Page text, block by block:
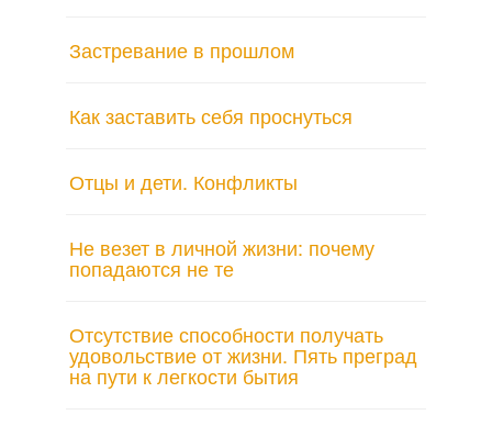
Застревание в прошлом
Как заставить себя проснуться
Отцы и дети. Конфликты
Не везет в личной жизни: почему
попадаются не те
Отсутствие способности получать
удовольствие от жизни. Пять преград
на пути к легкости бытия